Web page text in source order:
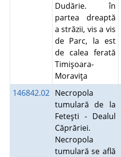
Dudărie. în
partea dreaptă
a străzii, vis a vis
de Parc, la est
de calea ferată
Timişoara-
Moraviţa
146842.02 Necropola
tumulară de la
Feteşti - Dealul
Căprăriei.
Necropola
tumulară se află